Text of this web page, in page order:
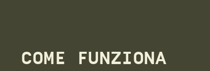
COME FUNZIONA